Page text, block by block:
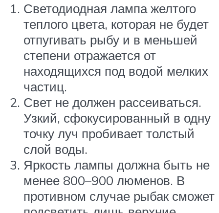
Светодиодная лампа желтого
теплого цвета, которая не будет
отпугивать рыбу и в меньшей
степени отражается от
находящихся под водой мелких
частиц.
Свет не должен рассеиваться.
Узкий, сфокусированный в одну
точку луч пробивает толстый
слой воды.
Яркость лампы должна быть не
менее 800–900 люменов. В
противном случае рыбак сможет